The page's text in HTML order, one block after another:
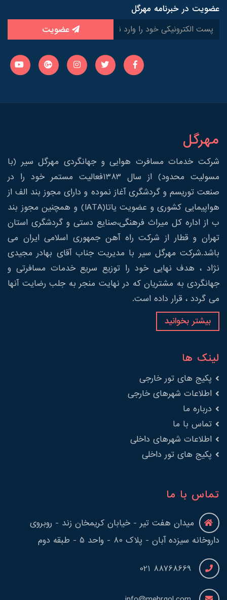
عضویت در خبرنامه مهرگل
عضویت
مهرگل
شرکت خدمات مسافرت هوایی و جهانگردی مهرگل سیر (با
مسولیت محدود) از سال 1383فعالیت مستمر خود را در
صنعت توریسم و گردشگری آغاز نموده و دارای مجوز بند الف از
هواپیمایی کشوری و عضویت یاتا(IATA) و همچنین مجوز بند
ب از اداره کل میراث فرهنگی،صنایع دستی و گردشگری استان
تهران و قطار از شرکت راه آهن جمهوری اسلامی ایران می
باشد.شرکت مهرگل سیر با مدیریت جناب آقای بهادر مجیدی
نژاد ، هدف نهایی خود را توزیع سریع خدمات مسافرتی و
جهانگردی به مشتریان که در نهایت منجر به جلب رضایت آنها
می گردد ، قرار داده است.
بیشتر بخوانید
لینک ها
پکیج های تور خارجی
اطلاعات شهرهای خارجی
درباره ما
تماس با ما
اطلاعات شهرهای داخلی
پکیج های تور داخلی
تماس با ما
میدان هفت تیر - خیابان کریمخان زند - روبروی
داروخانه سیزده آبان - پلاک 80 - واحد 5 - طبقه دوم
88768669 021